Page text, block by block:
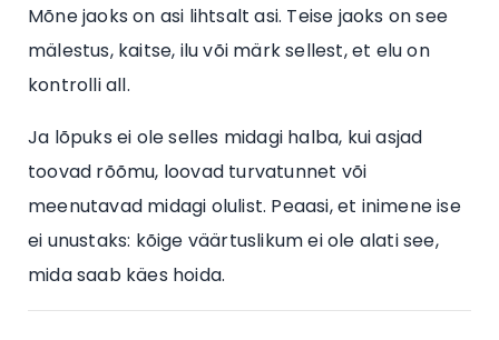
Mõne jaoks on asi lihtsalt asi. Teise jaoks on see
mälestus, kaitse, ilu või märk sellest, et elu on
kontrolli all.
Ja lõpuks ei ole selles midagi halba, kui asjad
toovad rõõmu, loovad turvatunnet või
meenutavad midagi olulist. Peaasi, et inimene ise
ei unustaks: kõige väärtuslikum ei ole alati see,
mida saab käes hoida.